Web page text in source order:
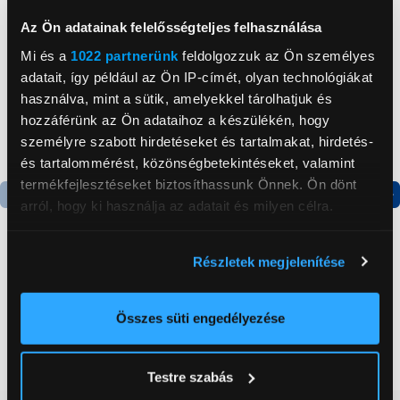
Az Ön adatainak felelősségteljes felhasználása
Mi és a 1022 partnerünk feldolgozzuk az Ön személyes
adatait, így például az Ön IP-címét, olyan technológiákat
használva, mint a sütik, amelyekkel tárolhatjuk és
hozzáférünk az Ön adataihoz a készülékén, hogy
személyre szabott hirdetéseket és tartalmakat, hirdetés-
és tartalommérést, közönségbetekintéseket, valamint
termékfejlesztéseket biztosíthassunk Önnek. Ön dönt
arról, hogy ki használja az adatait és milyen célra.
elhelyezkedéséről pár méteres pontossággal
Az Ön készülékén beazonosítása annak konkrét
módjairól és adja meg preferenciáit aRészletek
Részletek megjelenítése
Összes süti engedélyezése
Testre szabás
Király grafitszürke
219 990 Ft 199 999 Ft